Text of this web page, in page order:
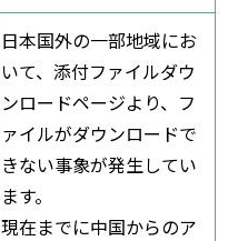
日本国外の一部地域にお
いて、添付ファイルダウ
ンロードページより、フ
ァイルがダウンロードで
きない事象が発生してい
ます。
現在までに中国からのア